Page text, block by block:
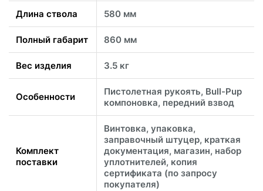
Длина ствола 580 мм
Полный габарит 860 мм
Вес изделия 3.5 кг
Особенности
Пистолетная рукоять, Bull-Pup
компоновка, передний взвод
Комплект
поставки
Винтовка, упаковка,
заправочный штуцер, краткая
документация, магазин, набор
уплотнителей, копия
сертификата (по запросу
покупателя)